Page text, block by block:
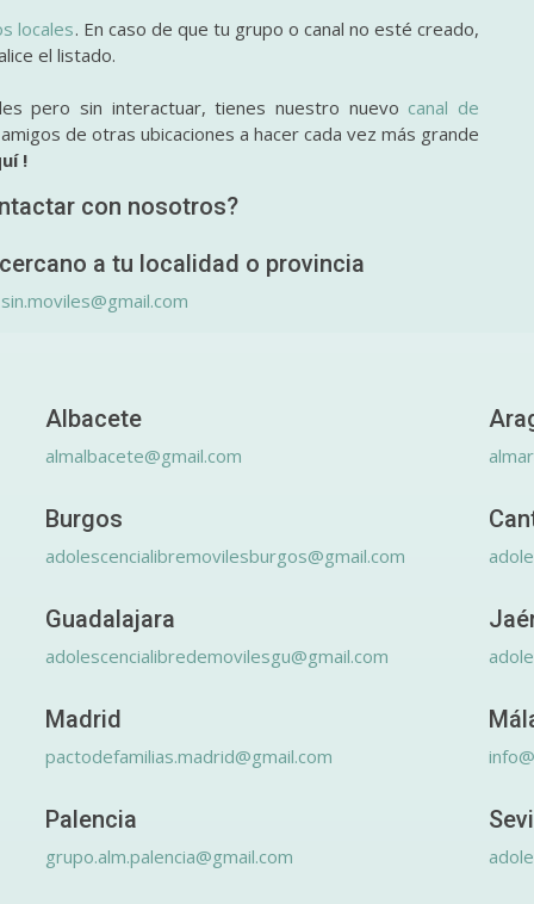
locales. En caso de que tu grupo o canal no esté creado,
el listado.
pero sin interactuar, tienes nuestro nuevo canal de
de otras ubicaciones a hacer cada vez más grande
!
con nosotros?
a tu localidad o provincia
Albacete
almalbacete@gmail.com
Burgos
adolescencialibremovilesburgos@gmail.com
Guadalajara
adolescencialibredemovilesgu@gmail.com
Madrid
pactodefamilias.madrid@gmail.com
Palencia
grupo.alm.palencia@gmail.com